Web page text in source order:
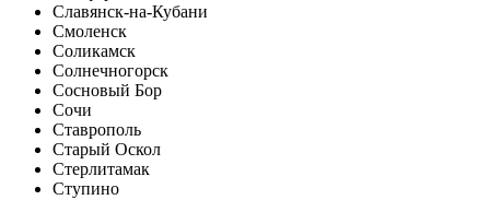
Славянск-на-Кубани
Смоленск
Соликамск
Солнечногорск
Сосновый Бор
Сочи
Ставрополь
Старый Оскол
Стерлитамак
Ступино